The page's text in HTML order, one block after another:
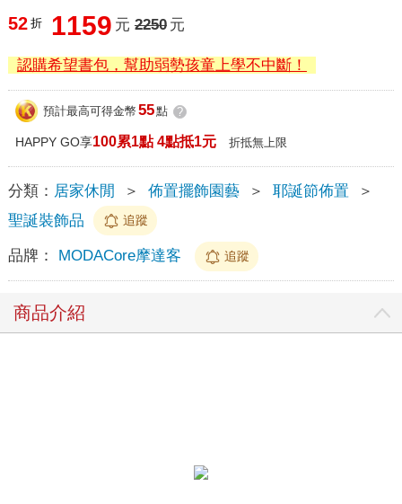
52 折 1159 元 2250 元
認購希望書包，幫助弱勢孩童上學不中斷！
預計最高可得金幣 55點 ?
HAPPY GO享100累1點 4點抵1元 折抵無上限
分類： 居家休閒 ＞ 佈置擺飾園藝 ＞ 耶誕節佈置
＞
聖誕裝飾品
追蹤
品牌： MODACore摩達客 追蹤
商品介紹